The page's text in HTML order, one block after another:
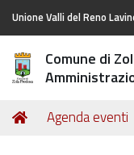
Unione Valli del Reno
Comune di
Tu
Home
Agenda eventi